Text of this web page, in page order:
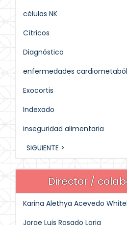
células NK
Cítricos
Diagnóstico
enfermedades
Exocortis
Indexado
inseguridad alimentaria
SIGUIENTE >
Director /
Karina Alethya Acevedo
Jorge Luis Rosado Loria